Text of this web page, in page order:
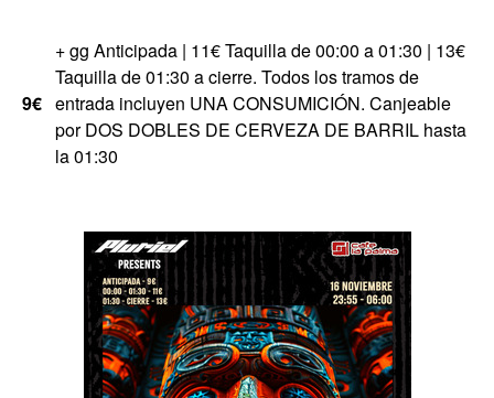
9€
+ gg Anticipada | 11€ Taquilla de 00:00 a 01:30 | 13€
Taquilla de 01:30 a cierre. Todos los tramos de
entrada incluyen UNA CONSUMICIÓN. Canjeable
por DOS DOBLES DE CERVEZA DE BARRIL hasta
la 01:30